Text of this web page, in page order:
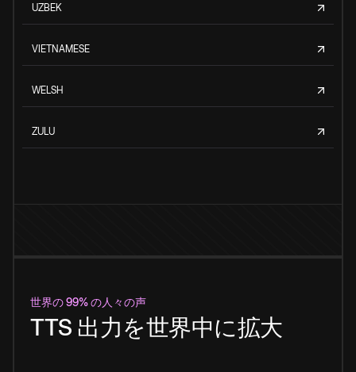
UZBEK
VIETNAMESE
WELSH
ZULU
世界の 99% の人々の声
TTS 出力を世界中に拡大